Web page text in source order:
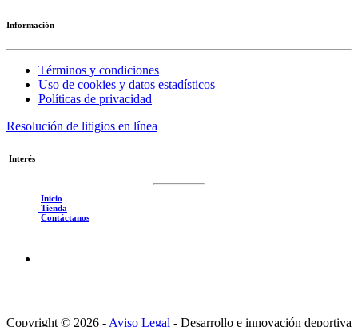
Información
Términos y condiciones
Uso de cookies y datos estadísticos
Políticas de privacidad
Resolución de litigios en línea
Interés
Inicio
Tienda
Contáctanos
Copyright © 2026 - Aviso Legal - Desarrollo e innovación deportiva